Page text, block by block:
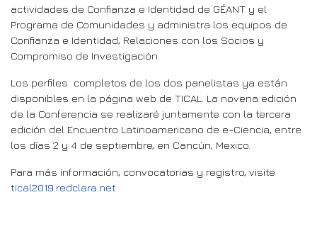
actividades de Confianza e Identidad de GÉANT y el
Programa de Comunidades y administra los equipos de
Confianza e Identidad, Relaciones con los Socios y
Compromiso de Investigación.
Los perfiles completos de los dos panelistas ya están
disponibles en la página web de TICAL. La novena edición
de la Conferencia se realizaré juntamente con la tercera
edición del Encuentro Latinoamericano de e-Ciencia, entre
los días 2 y 4 de septiembre, en Cancún, Mexico.
Para más información, convocatorias y registro, visite
tical2019.redclara.net